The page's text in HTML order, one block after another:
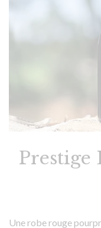
Prestige
Une robe rouge